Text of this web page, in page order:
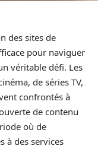
des sites de
pour naviguer
véritable défi. Les
de séries TV,
confrontés à
de contenu
où de
à des services